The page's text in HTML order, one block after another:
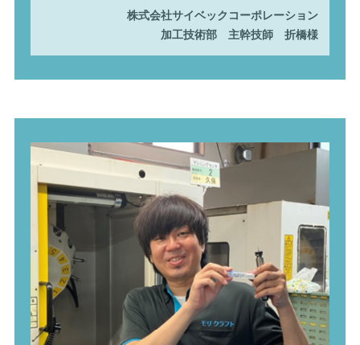
株式会社サイベックコーポレーション
加工技術部 主幹技師 折橋様